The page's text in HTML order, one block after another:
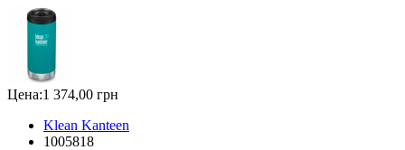
Цена:1 374,00 грн
Klean Kanteen
1005818